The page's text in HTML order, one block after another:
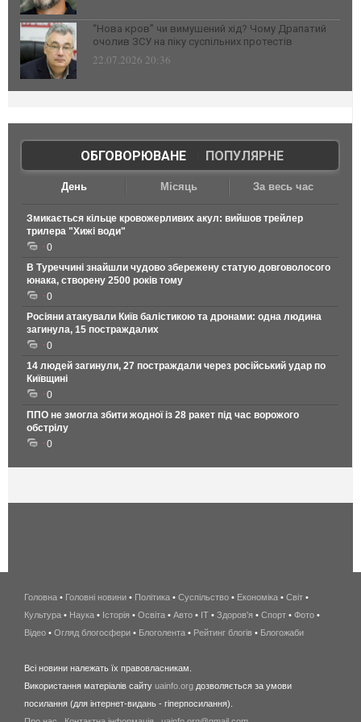
“Нова кров” чи вимушений хід? Чому Драпатий
очолив ЗСУ на піку суспільних протестів
22.07.2026 20:36
ОБГОВОРЮВАНЕ| ПОПУЛЯРНЕ
День Місяць За весь час
Змикається кільце кровожерливих акул: вийшов трейлер
трилера "Хижі води"
0
В Туреччині знайшли чудово збережену статую довговолосого
юнака, створену 2500 років тому
0
Росіяни атакували Київ балістикою та дронами: одна людина
загинула, 15 постраждалих
0
14 людей загинули, 27 постраждали через російський удар по
Київщині
0
ППО не змогла збити жодної із 28 ракет під час ворожого
обстрілу
0
беспроводной
интернет
киев
wimax
Головна • Головні новини • Політика • Суспільство • Економіка • Світ •
Культура • Наука • Історія • Освіта • Авто • IT • Здоров'я • Спорт • Фото •
Відео • Огляд блогосфери • Блоголента • Рейтинг блогів • Блогожаби
Всі новини належать їх правовласникам.
Використання матеріалів сайту uainfo.org дозволяється за умови
посилання (для інтернет-видань - гіперпосилання).